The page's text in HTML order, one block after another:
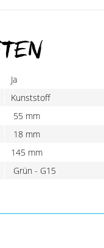
Ja
Kunststoff
55 mm
18 mm
145 mm
Grün - G15